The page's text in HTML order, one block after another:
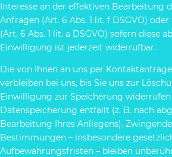
Interesse an der effektiven Bearbeitung
Anfragen (Art. 6 Abs. 1 lit. f DSGVO)
(Art. 6 Abs. 1 lit. a DSGVO) sofern diese
Einwilligung ist jederzeit widerrufbar.
Die von Ihnen an uns per
verbleiben bei uns, bis Sie uns zur
Einwilligung zur Speicherung
Datenspeicherung entfällt (z. B. nach
Bearbeitung Ihres Anliegens).
Bestimmungen – insbesondere
Aufbewahrungsfristen – bleiben